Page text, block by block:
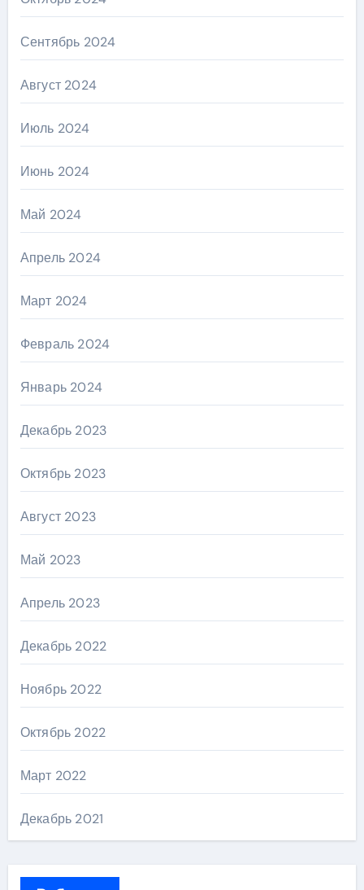
Сентябрь 2024
Август 2024
Июль 2024
Июнь 2024
Май 2024
Апрель 2024
Март 2024
Февраль 2024
Январь 2024
Декабрь 2023
Октябрь 2023
Август 2023
Май 2023
Апрель 2023
Декабрь 2022
Ноябрь 2022
Октябрь 2022
Март 2022
Декабрь 2021